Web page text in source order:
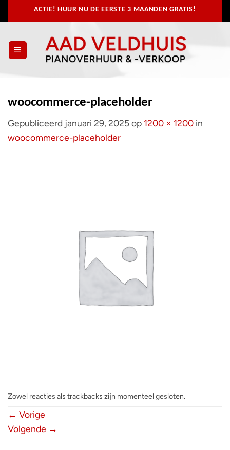
naar
ACTIE! HUUR NU DE EERSTE 3 MAANDEN GRATIS!
woocommerce-placeholder
Gepubliceerd januari 29, 2025op 1200 × 1200 in
woocommerce-placeholder
Zowel reacties als trackbacks zijn momenteel gesloten.
← Vorige
Volgende →